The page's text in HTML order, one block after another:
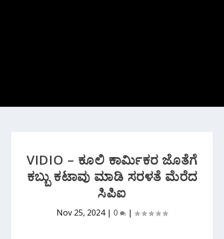
VIDIO – ಕೂಲಿ ಕಾರ್ಮಿಕರ ಜೊತೆಗೆ
ಕಬ್ಬು ಕಟಾವು ಮಾಡಿ ಸರಳತೆ ಮೆರೆದ
ಸಿಪಿಐ
Nov 25, 2024| 0 |